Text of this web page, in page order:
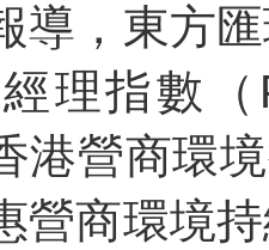
導，東方
理指數
港營商環
營商環境